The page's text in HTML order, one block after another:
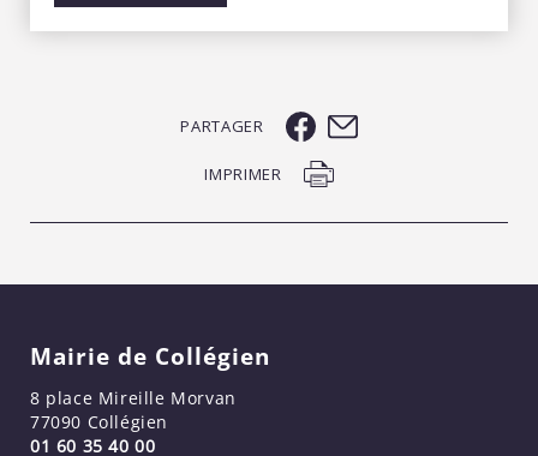
PARTAGER
IMPRIMER
Mairie de Collégien
8 place Mireille Morvan
77090 Collégien
01 60 35 40 00